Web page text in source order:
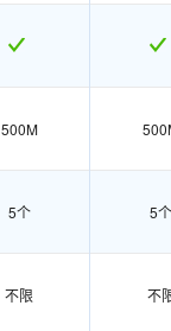
500M
5个 5个
不限 不